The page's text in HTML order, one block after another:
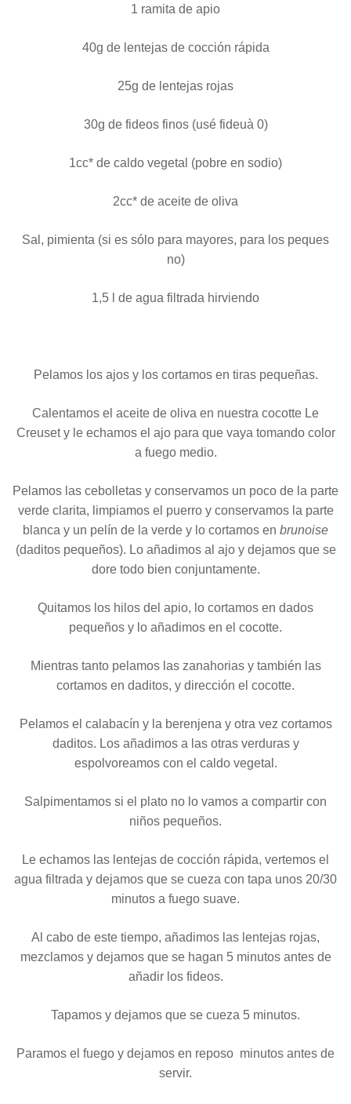
1 ramita de apio
40g de lentejas de cocción rápida
25g de lentejas rojas
30g de fideos finos (usé fideuà 0)
1cc* de caldo vegetal (pobre en sodio)
2cc* de aceite de oliva
Sal, pimienta (si es sólo para mayores, para los peques
no)
1,5 l de agua filtrada hirviendo
Pelamos los ajos y los cortamos en tiras pequeñas.
Calentamos el aceite de oliva en nuestra cocotte Le
Creuset y le echamos el ajo para que vaya tomando color
a fuego medio.
Pelamos las cebolletas y conservamos un poco de la parte
verde clarita, limpiamos el puerro y conservamos la parte
blanca y un pelín de la verde y lo cortamos en brunoise
(daditos pequeños). Lo añadimos al ajo y dejamos que se
dore todo bien conjuntamente.
Quitamos los hilos del apio, lo cortamos en dados
pequeños y lo añadimos en el cocotte.
Mientras tanto pelamos las zanahorias y también las
cortamos en daditos, y dirección el cocotte.
Pelamos el calabacín y la berenjena y otra vez cortamos
daditos. Los añadimos a las otras verduras y
espolvoreamos con el caldo vegetal.
Salpimentamos si el plato no lo vamos a compartir con
niños pequeños.
Le echamos las lentejas de cocción rápida, vertemos el
agua filtrada y dejamos que se cueza con tapa unos 20/30
minutos a fuego suave.
Al cabo de este tiempo, añadimos las lentejas rojas,
mezclamos y dejamos que se hagan 5 minutos antes de
añadir los fideos.
Tapamos y dejamos que se cueza 5 minutos.
Paramos el fuego y dejamos en reposo minutos antes de
servir.